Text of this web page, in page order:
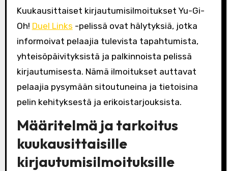
Kuukausittaiset kirjautumisilmoitukset Yu-Gi-
Oh! Duel Links -pelissä ovat hälytyksiä, jotka
informoivat pelaajia tulevista tapahtumista,
yhteisöpäivityksistä ja palkinnoista pelissä
kirjautumisesta. Nämä ilmoitukset auttavat
pelaajia pysymään sitoutuneina ja tietoisina
pelin kehityksestä ja erikoistarjouksista.
Määritelmä ja tarkoitus
kuukausittaisille
kirjautumisilmoituksille